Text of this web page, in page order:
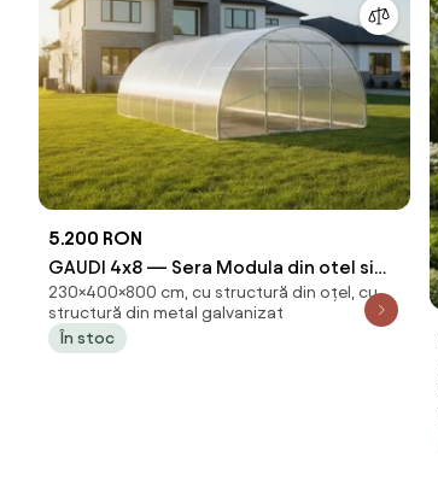
5.200 RON
GAUDI 4x8 — Sera Modula din otel si
policarbonat, Lățime 4 m, Lungime 8m
(32m²),
230×400×800 cm, cu structură din oțel, cu
structură din metal galvanizat
În stoc